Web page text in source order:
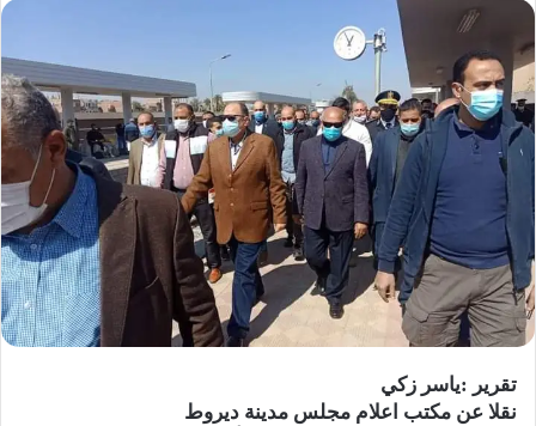
تقرير :ياسر زكي
نقلا عن مكتب اعلام مجلس مدينة ديروط